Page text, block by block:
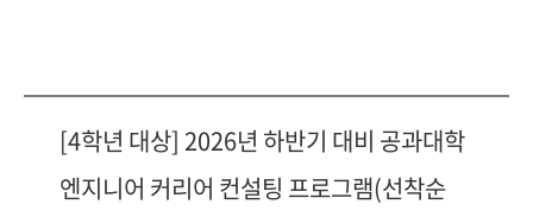
[4학년 대상] 2026년 하반기 대비 공과대학
엔지니어 커리어 컨설팅 프로그램(선착순